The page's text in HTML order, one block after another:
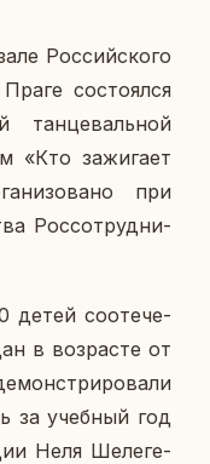
Рос­сий­ско­го
со­сто­ял­ся
тан­це­валь­ной
«Кто за­жи­га­ет
при
Рос­со­труд­ни­
детей со­оте­че­
в воз­расте от
за учеб­ный год
Неля Ше­ле­ге­